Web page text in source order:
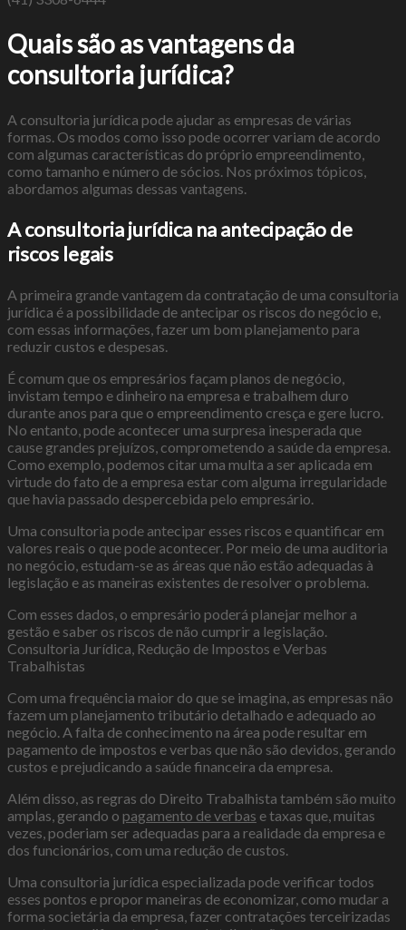
Quais são as vantagens da
consultoria jurídica?
A consultoria jurídica pode ajudar as empresas de várias
formas. Os modos como isso pode ocorrer variam de acordo
com algumas características do próprio empreendimento,
como tamanho e número de sócios. Nos próximos tópicos,
abordamos algumas dessas vantagens.
A consultoria jurídica na antecipação de
riscos legais
A primeira grande vantagem da contratação de uma consultoria
jurídica é a possibilidade de antecipar os riscos do negócio e,
com essas informações, fazer um bom planejamento para
reduzir custos e despesas.
É comum que os empresários façam planos de negócio,
invistam tempo e dinheiro na empresa e trabalhem duro
durante anos para que o empreendimento cresça e gere lucro.
No entanto, pode acontecer uma surpresa inesperada que
cause grandes prejuízos, comprometendo a saúde da empresa.
Como exemplo, podemos citar uma multa a ser aplicada em
virtude do fato de a empresa estar com alguma irregularidade
que havia passado despercebida pelo empresário.
Uma consultoria pode antecipar esses riscos e quantificar em
valores reais o que pode acontecer. Por meio de uma auditoria
no negócio, estudam-se as áreas que não estão adequadas à
legislação e as maneiras existentes de resolver o problema.
Com esses dados, o empresário poderá planejar melhor a
gestão e saber os riscos de não cumprir a legislação.
Consultoria Jurídica, Redução de Impostos e Verbas
Trabalhistas
Com uma frequência maior do que se imagina, as empresas não
fazem um planejamento tributário detalhado e adequado ao
negócio. A falta de conhecimento na área pode resultar em
pagamento de impostos e verbas que não são devidos, gerando
custos e prejudicando a saúde financeira da empresa.
Além disso, as regras do Direito Trabalhista também são muito
amplas, gerando o pagamento de verbas e taxas que, muitas
vezes, poderiam ser adequadas para a realidade da empresa e
dos funcionários, com uma redução de custos.
Uma consultoria jurídica especializada pode verificar todos
esses pontos e propor maneiras de economizar, como mudar a
forma societária da empresa, fazer contratações terceirizadas